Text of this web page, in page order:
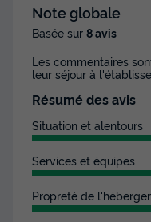
Note globale
Basée sur 8 avis
Les commentaires
leur séjour à
Résumé des avis
Situation et alentours
Services et équipes
Propreté de